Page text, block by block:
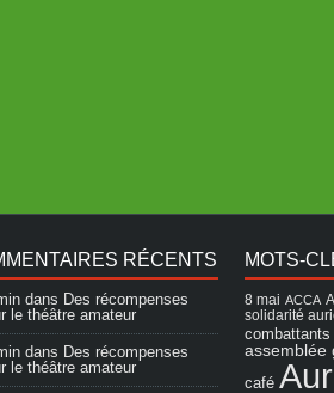
RÉCENTS
dans Des récompenses
le théâtre amateur
dans Des récompenses
le théâtre amateur
MOTS-
8 mai ACCA
solidarité
combattants
assemblée
café